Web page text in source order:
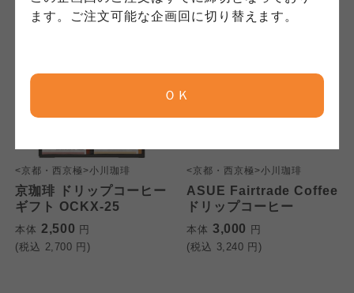
ます。ご注文可能な企画回に切り替えます。
ＯＫ
<京都・西京極>小川珈琲
京珈琲 ドリップコーヒー
ギフト OCKX-25
本体 2,500 円
(税込 2,700 円)
<京都・西京極>小川珈琲
ASUE Fairtrade Coffee
ドリップコーヒー
本体 3,000 円
(税込 3,240 円)
ならコープ
おおさかパルコープ
よどがわ市民生協
コープしが
ならコープ
おおさかパルコープ
よどがわ市民生協
ならコープ
おおさかパルコープ
よどがわ市民生協